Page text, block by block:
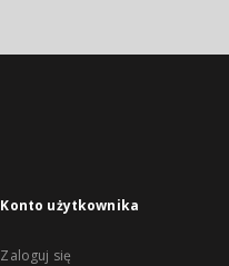
Konto użytkownika
Zaloguj się